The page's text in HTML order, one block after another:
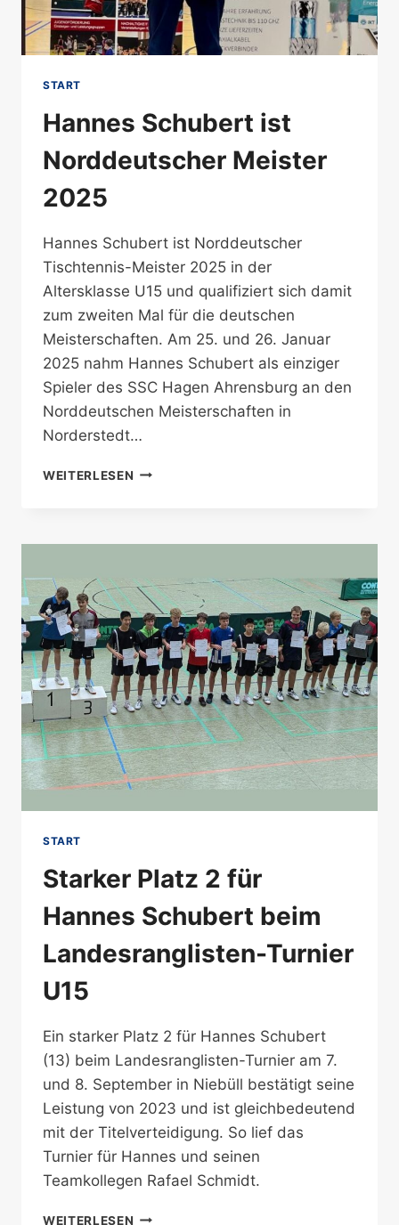
START
Hannes Schubert ist
Norddeutscher Meister
2025
Hannes Schubert ist Norddeutscher
Tischtennis-Meister 2025 in der
Altersklasse U15 und qualifiziert sich damit
zum zweiten Mal für die deutschen
Meisterschaften. Am 25. und 26. Januar
2025 nahm Hannes Schubert als einziger
Spieler des SSC Hagen Ahrensburg an den
Norddeutschen Meisterschaften in
Norderstedt…
WEITERLESEN HANNES
MEISTER
START
Starker Platz 2 für
Hannes Schubert beim
Landesranglisten-Turnier
U15
Ein starker Platz 2 für Hannes Schubert
(13) beim Landesranglisten-Turnier am 7.
und 8. September in Niebüll bestätigt seine
Leistung von 2023 und ist gleichbedeutend
mit der Titelverteidigung. So lief das
Turnier für Hannes und seinen
Teamkollegen Rafael Schmidt.
WEITERLESEN STARKER